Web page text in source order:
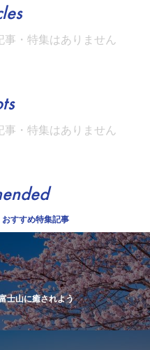
事・特集はありません
事・特集はありません
すすめ特集記事
士山に癒されよう